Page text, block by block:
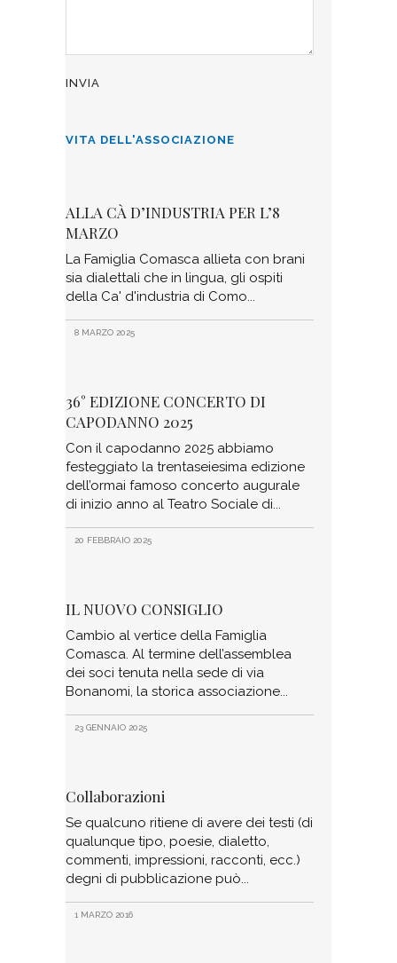
VITA DELL'ASSOCIAZIONE
ALLA CÀ D’INDUSTRIA PER L’8
MARZO
La Famiglia Comasca allieta con brani
sia dialettali che in lingua, gli ospiti
della Ca' d'industria di Como
8 MARZO 2025
36° EDIZIONE CONCERTO DI
CAPODANNO 2025
Con il capodanno 2025 abbiamo
festeggiato la trentaseiesima edizione
dell’ormai famoso concerto augurale
di inizio anno al Teatro Sociale di
20 FEBBRAIO 2025
IL NUOVO CONSIGLIO
Cambio al vertice della Famiglia
Comasca. Al termine dell’assemblea
dei soci tenuta nella sede di via
Bonanomi, la storica associazione
23 GENNAIO 2025
Collaborazioni
Se qualcuno ritiene di avere dei testi (di
qualunque tipo, poesie, dialetto,
commenti, impressioni, racconti, ecc.)
degni di pubblicazione può
1 MARZO 2016